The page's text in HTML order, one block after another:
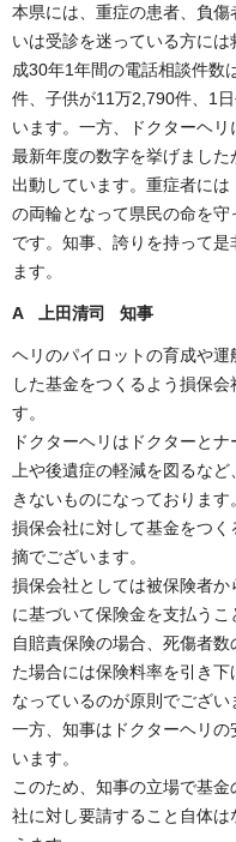
本県には、重症の患者、負
いは受診を迷っている方に
成30年1年間の電話相談件数
件、子供が11万2,790件、1
います。一方、ドクターヘ
最新年度の数字を挙げまし
出動しています。重症者に
の両輪となって県民の命を
です。知事、誇りを持って
ます。
A 上田清司 知事
ヘリのパイロットの育成や
した基金をつくるよう損保
す。
ドクターヘリはドクターと
上や後遺症の軽減を図るな
きないものになっております。
損保会社に対して基金をつ
摘でございます。
損保会社としては被保険者
に基づいて保険金を支払うこ
自賠責保険の場合、死傷者
た場合には保険料率を引き
なっているのが原則でござい
一方、知事はドクターヘリ
います。
このため、知事の立場で基
社に対し要請すること自体